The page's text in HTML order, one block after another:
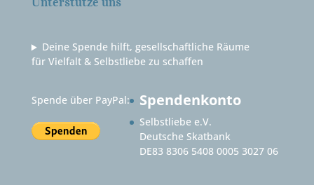
Deine Spende hilft, gesellschaftliche Räume
für Vielfalt & Selbstliebe zu schaffen
Spende über PayPal: Spendenkonto
Selbstliebe e.V.
Deutsche Skatbank
DE83 8306 5408 0005 3027 06